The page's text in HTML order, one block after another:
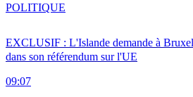
EXCLUSIF : L'Islande demande à
dans son référendum sur l'UE
09:07
POLITIQUE